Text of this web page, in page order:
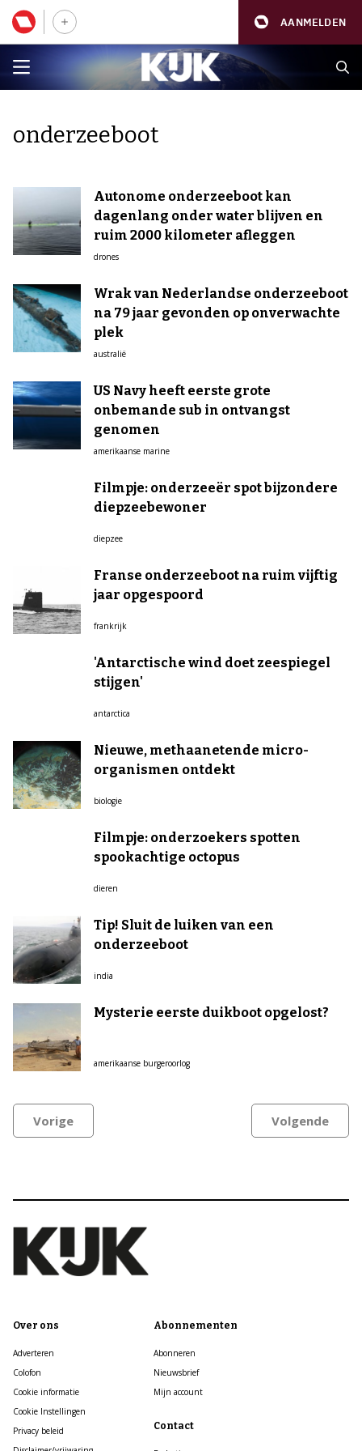
AANMELDEN
onderzeeboot
Autonome onderzeeboot kan
dagenlang onder water blijven en
ruim 2000 kilometer afleggen
drones
Wrak van Nederlandse onderzeeboot
na 79 jaar gevonden op onverwachte
plek
australië
US Navy heeft eerste grote
onbemande sub in ontvangst
genomen
amerikaanse marine
Filmpje: onderzeeër spot bijzondere
diepzeebewoner
diepzee
Franse onderzeeboot na ruim vijftig
jaar opgespoord
frankrijk
'Antarctische wind doet zeespiegel
stijgen'
antarctica
Nieuwe, methaanetende micro-
organismen ontdekt
biologie
Filmpje: onderzoekers spotten
spookachtige octopus
dieren
Tip! Sluit de luiken van een
onderzeeboot
india
Mysterie eerste duikboot opgelost?
amerikaanse burgeroorlog
Vorige Volgende
Over ons
Adverteren
Colofon
Cookie informatie
Cookie Instellingen
Privacy beleid
Abonnementen
Abonneren
Nieuwsbrief
Mijn account
Contact